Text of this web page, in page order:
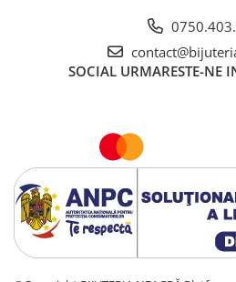
SOCIAL URMARESTE-NE